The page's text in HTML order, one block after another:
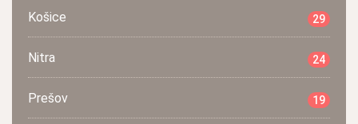
Košice 29
Nitra 24
Prešov 19